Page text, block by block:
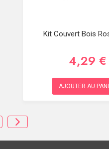
Kit Couvert Bois
4,29 €
AJOUTER AU